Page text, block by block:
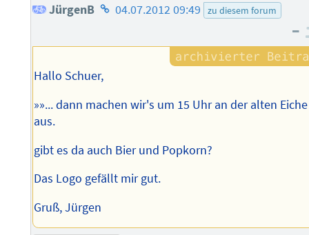
JürgenB Homepage
Autors
04.07.2012 09:49 zu diesem forum
–
Hallo Schuer,
»»... dann machen wir's um 15 Uhr an der alten Eiche
aus.
gibt es da auch Bier und Popkorn?
Das Logo gefällt mir gut.
Gruß, Jürgen